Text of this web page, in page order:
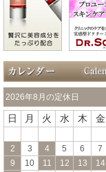
2026年8月の定休日
日 月 火 水 木 金
2
3 4 5 6 7
9
10 11 12 13 14